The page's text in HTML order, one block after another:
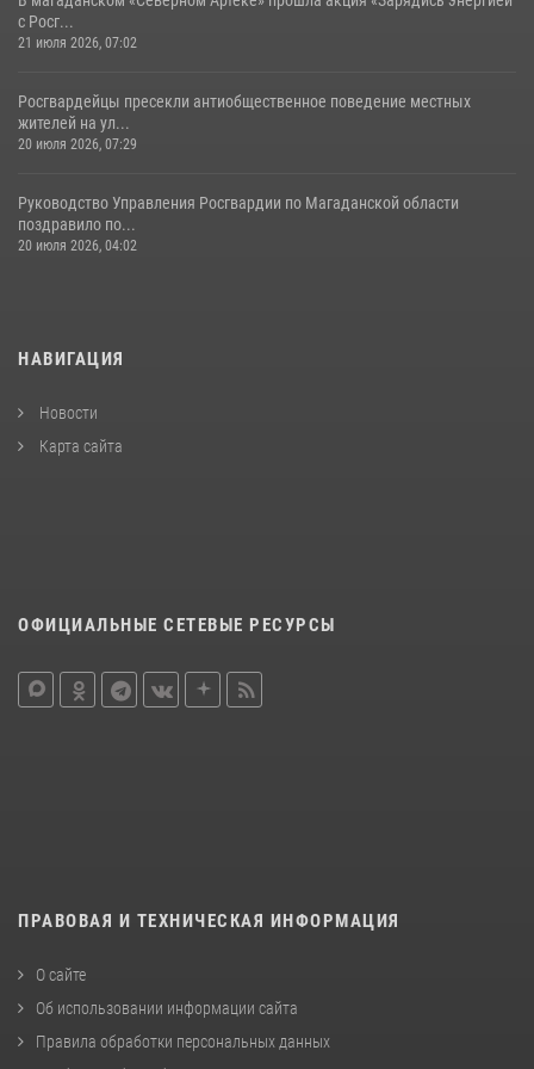
с Росг...
21 июля 2026, 07:02
Росгвардейцы пресекли антиобщественное поведение местных
жителей на ул...
20 июля 2026, 07:29
Руководство Управления Росгвардии по Магаданской области
поздравило по...
20 июля 2026, 04:02
НАВИГАЦИЯ
Новости
Карта сайта
ОФИЦИАЛЬНЫЕ СЕТЕВЫЕ РЕСУРСЫ
ПРАВОВАЯ И ТЕХНИЧЕСКАЯ ИНФОРМАЦИЯ
О сайте
Об использовании информации сайта
Правила обработки персональных данных